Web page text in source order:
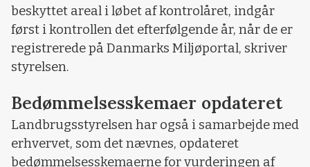
beskyttet areal i løbet af kontrolåret, indgår
først i kontrollen det efterfølgende år, når de er
registrerede på Danmarks Miljøportal, skriver
styrelsen.
Bedømmelsesskemaer opdateret
Landbrugsstyrelsen har også i samarbejde med
erhvervet, som det nævnes, opdateret
bedømmelsesskemaerne for vurderingen af